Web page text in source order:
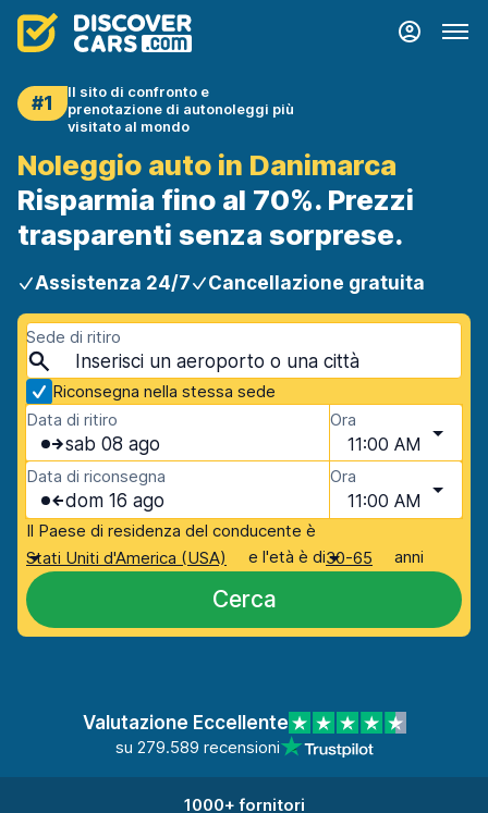
#1
Il sito di confronto e
prenotazione di autonoleggi più
visitato al mondo
Noleggio auto in Danimarca
Risparmia fino al 70%. Prezzi
trasparenti senza sorprese.
Assistenza 24/7 Cancellazione gratuita
Sede di ritiro
Riconsegna nella stessa sede
Data di ritiro
sab 08 ago
Ora
11:00 AM
Data di riconsegna
dom 16 ago
Ora
11:00 AM
Il Paese di residenza del conducente è
Stati Uniti d'America (USA)
e l'età è di30-65 anni
Cerca
Valutazione Eccellente
su 279.589 recensioni
1000+ fornitori